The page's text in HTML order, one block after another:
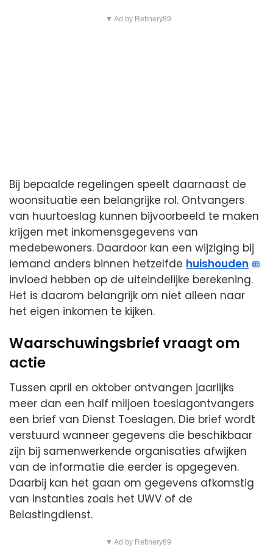
▼ Ad by Refinery89
Bij bepaalde regelingen speelt daarnaast de
woonsituatie een belangrijke rol. Ontvangers
van huurtoeslag kunnen bijvoorbeeld te maken
krijgen met inkomensgegevens van
medebewoners. Daardoor kan een wijziging bij
iemand anders binnen hetzelfde huishouden
invloed hebben op de uiteindelijke berekening.
Het is daarom belangrijk om niet alleen naar
het eigen inkomen te kijken.
Waarschuwingsbrief vraagt om
actie
Tussen april en oktober ontvangen jaarlijks
meer dan een half miljoen toeslagontvangers
een brief van Dienst Toeslagen. Die brief wordt
verstuurd wanneer gegevens die beschikbaar
zijn bij samenwerkende organisaties afwijken
van de informatie die eerder is opgegeven.
Daarbij kan het gaan om gegevens afkomstig
van instanties zoals het UWV of de
Belastingdienst.
▼ Ad by Refinery89